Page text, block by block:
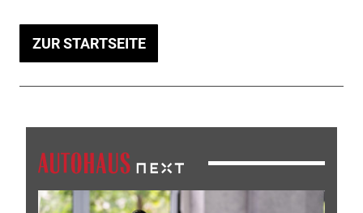
ZUR STARTSEITE